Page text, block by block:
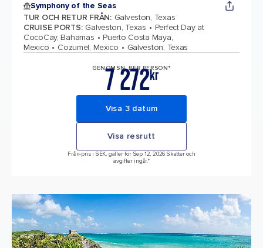
Symphony of the Seas
TUR OCH RETUR FRÅN: Galveston, Texas
CRUISE PORTS: Galveston, Texas
Perfect Day at
CocoCay, Bahamas
Puerto Costa Maya,
Mexico
Cozumel, Mexico Galveston, Texas
GENOMSN. PER PERSON*
kr
7 272
Visa 3 datum
Visa resrutt
Från-pris i SEK, gäller för Sep 12, 2026 Skatter och
avgifter ingår.*